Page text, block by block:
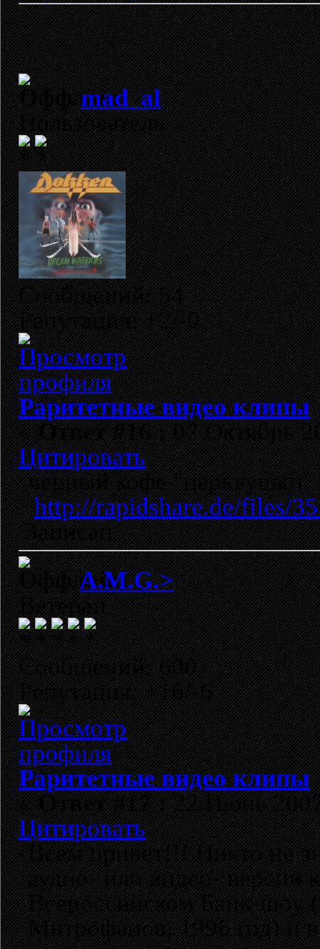
mad_al
Пользователь
Сообщений: 54
Репутация: +2/-0
Раритетные видео клипы
«Ответ #16 :07 Октябрь
Цитировать
черный кофе "церквушки"
http://rapidshare.de/files/
Записан
A.M.G.>
Ветеран
Сообщений: 600
Репутация: +16/-6
Раритетные видео клипы
«Ответ #17 :22 Июнь
Цитировать
Всем привет!!! Никто не
аудио- или видео- версии
Всероссийском Байк-шоу
Митрофанов, 1996 год) и